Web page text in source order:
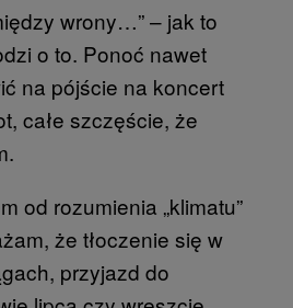
wrony…” – jak to
o to. Ponoć nawet
na pójście na koncert
całe szczęście, że
od rozumienia „klimatu”
że tłoczenie się w
przyjazd do